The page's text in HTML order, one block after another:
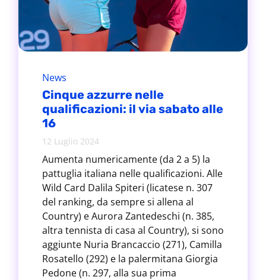
News
Cinque azzurre nelle
qualificazioni: il via sabato alle
16
12 Luglio 2024
Aumenta numericamente (da 2 a 5) la
pattuglia italiana nelle qualificazioni. Alle
Wild Card Dalila Spiteri (licatese n. 307
del ranking, da sempre si allena al
Country) e Aurora Zantedeschi (n. 385,
altra tennista di casa al Country), si sono
aggiunte Nuria Brancaccio (271), Camilla
Rosatello (292) e la palermitana Giorgia
Pedone (n. 297, alla sua prima